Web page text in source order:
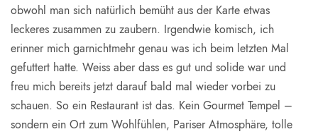
obwohl man sich natürlich bemüht aus der Karte etwas
leckeres zusammen zu zaubern. Irgendwie komisch, ich
erinner mich garnichtmehr genau was ich beim letzten Mal
gefuttert hatte. Weiss aber dass es gut und solide war und
freu mich bereits jetzt darauf bald mal wieder vorbei zu
schauen. So ein Restaurant ist das. Kein Gourmet Tempel –
sondern ein Ort zum Wohlfühlen, Pariser Atmosphäre, tolle